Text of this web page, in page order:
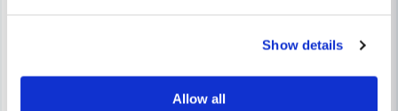
Show details
Allow all